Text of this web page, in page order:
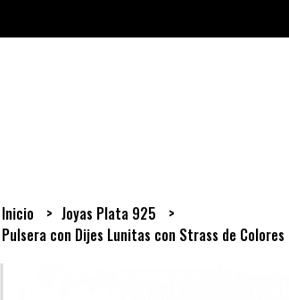
Inicio
Joyas Plata 925
Pulsera con Dijes Lunitas con Strass de